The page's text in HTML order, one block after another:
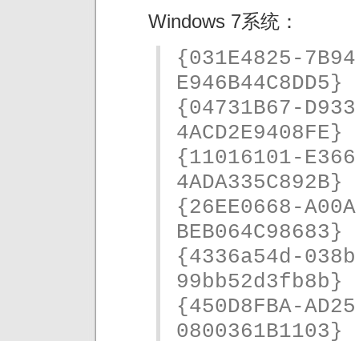
Windows 7系统：
{031E4825-
E946B44C8DD5}
{04731B67-
4ACD2E9408FE}
{11016101-
4ADA335C892B}
{26EE0668-
BEB064C98683}
{4336a54d-
99bb52d3fb8b}
{450D8FBA-
0800361B1103}